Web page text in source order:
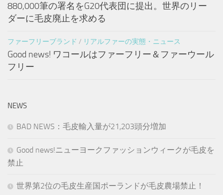
880,000筆の署名をG20代表団に提出。世界のリー
ダーに毛皮廃止を求める
ファーフリーブランド / リアルファーの実態・ニュース
Good news! ワコールはファーフリー＆ファーウール
フリー
NEWS
BAD NEWS：毛皮輸入量が21,203頭分増加
Good news!ニューヨークファッションウィークが毛皮を
禁止
世界第2位の毛皮生産国ポーランドが毛皮農場禁止！